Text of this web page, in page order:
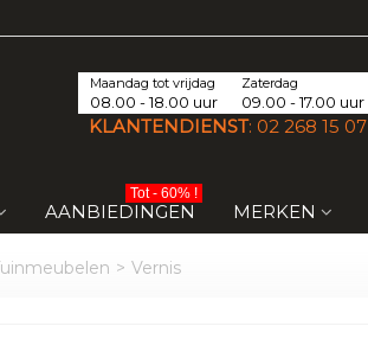
Maandag tot vrijdag
08.00 - 18.00 uur
Zaterdag
09.00 - 17.00 uur
KLANTENDIENST: 02 268 15 07
AANBIEDINGEN
Tot - 60% !
MERKEN
> Vernis